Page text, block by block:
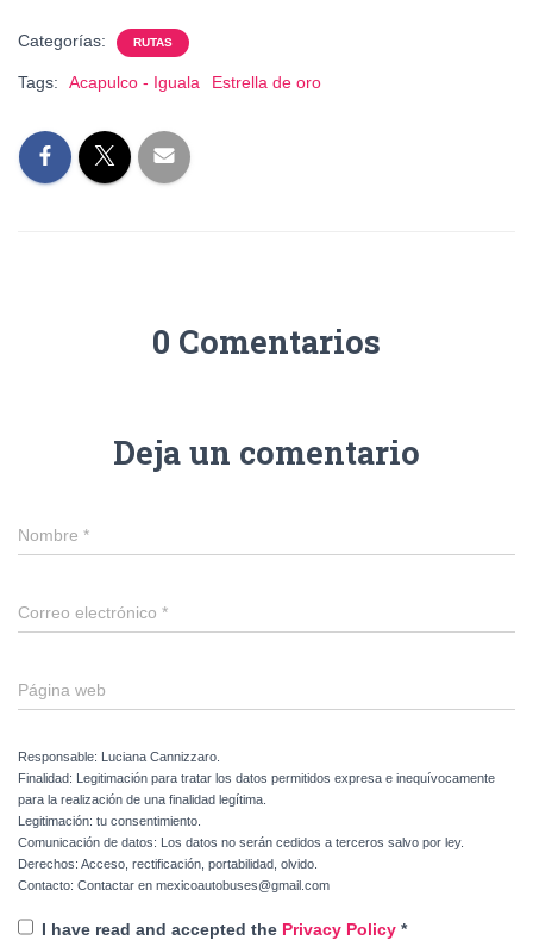
Categorías: RUTAS
Tags: Acapulco - Iguala Estrella de oro
0 Comentarios
Deja un comentario
Nombre *
Correo electrónico *
Página web
Responsable: Luciana Cannizzaro.
Finalidad: Legitimación para tratar los datos permitidos expresa e inequívocamente
para la realización de una finalidad legítima.
Legitimación: tu consentimiento.
Comunicación de datos: Los datos no serán cedidos a terceros salvo por ley.
Derechos: Acceso, rectificación, portabilidad, olvido.
Contacto: Contactar en mexicoautobuses@gmail.com
I have read and accepted the Privacy Policy *